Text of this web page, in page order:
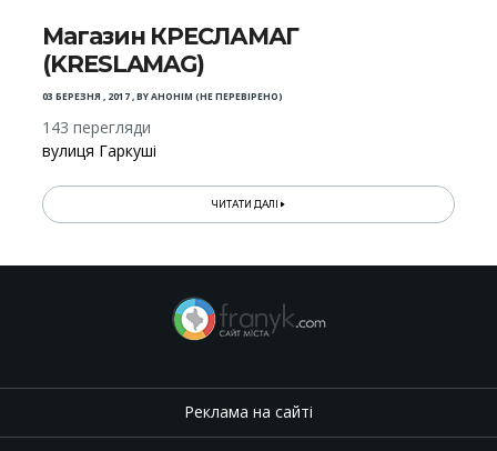
Магазин КРЕСЛАМАГ
(KRESLAMAG)
03 БЕРЕЗНЯ , 2017,BYАНОНІМ (НЕ ПЕРЕВІРЕНО)
143 перегляди
вулиця Гаркуші
ЧИТАТИ ДАЛІ
Реклама на сайті